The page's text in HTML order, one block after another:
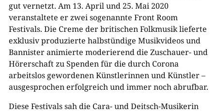
gut vernetzt. Am 13. April und 25. Mai 2020
veranstaltete er zwei sogenannte Front Room
Festivals. Die Creme der britischen Folkmusik lieferte
exklusiv produzierte halbstündige Musikvideos und
Bannister animierte moderierend die Zuschauer- und
Hörerschaft zu Spenden für die durch Corona
arbeitslos gewordenen Künstlerinnen und Künstler –
ausgesprochen erfolgreich und immer noch abrufbar.
Diese Festivals sah die Cara- und Deitsch-Musikerin